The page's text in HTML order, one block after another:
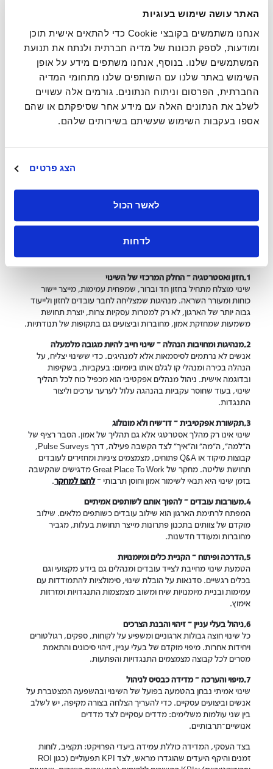
האתר עושה שימוש בעוגיות
אנחנו משתמשים בקובצי Cookie כדי להתאים אישית תוכן
ומודעות, לספק תכונות של מדיה חברתית ולנתח את תנועת
המשתמשים שלנו. בנוסף, אנחנו משתפים מידע על אופן
השימוש באתר שלנו עם השותפים שלנו מתחומי המדיה
החברתית, הפרסום וניתוח הנתונים. גורמים אלה עשויים
לשלב את הנתונים האלה עם מידע אחר שסיפקתם או שהם
אספו בעקבות השימוש שעשיתם בשירותים שלהם.
הצג פרטים
לאשר הכול
לדחות
שינוי באופן מיטבי, מנהלים יכולים להיעזר בשאלות מנחות שמספקות
מסגרת לחשיבה:
היקף השינוי– האם מדובר במהלך נקודתי במחלקה או בשינוי
רחב חוצה ארגון?
תרבות הארגון– האם התרבות קיימת היא היררכית ושמרנית או
גמישה ומשתפת?
רמת הדחיפות– האם מדובר בשינוי מתוכנן מראש או בתגובה
הארגון? האם ניתן לנהל תהליך ארוך ומעמיק או שיש להסתפק
השפעה על העובדים– האם השינוי משפיע בעיקר על שיטות
עבודה יומיומיות או על תפיסות ותהליכים אסטרטגיים רחבים יותר?
תהליך ניהול שינויים- צ'ק ליסט
פרקטי למנהלים
1.חזון ואסטרטגיה – החלק המרכזי של השינוי
שינוי מוצלח מתחיל בחזון חד וברור, שמפחית עמימות, מייצר יישור
כוחות ומעורר השראה. מנהיגות שמצליחה לחבר עובדים לחזון ולייעוד
גבוה יותר של הארגון, לא רק למטרות עסקיות צרות, יוצרת תחושת
משמעות שמחזקת אמון, מחוברות וביצועים גם בתקופות של תנודתיות.
2.מנהיגות ומחויבות הנהלה – שינוי חייב להיות מגובה מלמעלה
אנשים לא נרתמים לסיסמאות אלא למנהיגים. כדי ששינוי יצליח, על
הנהלה בכירה ומנהלי קו לגלם אותו ביומיום: בעקביות, בשקיפות
ובדוגמה אישית. ניהול מנהלים אפקטיבי הוא מכפיל כוח לכל תהליך
שינוי, בעוד שחוסר עקביות בהנהגה עלול לערער ערכים וליצור
התנגדות.
3.תקשורת אפקטיבית – דו־שיח ולא מונולוג
שינוי אינו רק מהלך אסטרטגי אלא גם תהליך של אמון. הסבר רציף של
ה"למה", ה"מה" וה"איך" לצד הקשבה פעילה, דרך Pulse Surveys,
קבוצות מיקוד או Q&A פתוחים, מצמצמים ציניות ומחזירים לעובדים
תחושת שליטה. מחקר של Great Place To Work מדגישים שהקשבה
בזמן שינוי היא תנאי לשימור אמון וחוסן תרבותי –לחצו למחקר.
4.מעורבות עובדים – להפוך אותם לשותפים אמיתיים
המפתח לרתימת הארגון הוא שילוב עובדים כשותפים מלאים. שילוב
מוקדם של צוותים בתכנון פתרונות מייצר תחושת בעלות, מגביר
מחוברות ומעודד חדשנות.
5.הדרכה ופיתוח – הקניית כלים ומיומנויות
הטמעת שינוי מחייבת לצייד עובדים ומנהלים גם בידע מקצועי וגם
בכלים רגשיים. סדנאות על הובלת שינוי, סימולציות להתמודדות עם
עמימות ובניית מיומנויות שיח ומשוב מצמצמות התנגדויות ומזרזות
אימוץ.
6.ניהול בעלי עניין – זיהוי והבנת הצרכים
כל שינוי חוצה גבולות ארגוניים ומשפיע על לקוחות, ספקים, רגולטורים
ויחידות אחרות. מיפוי מוקדם של בעלי עניין, זיהוי סיכונים והתאמת
מסרים לכל קבוצה מצמצמים התנגדויות והפתעות.
7.מיפוי והערכה – מדידה כבסיס לניהול
שינוי אמיתי נבחן בהטמעה בפועל של השינוי ובהשפעה המצטברת על
אנשים וביצועים עסקיים. כדי להעריך הצלחה בצורה מקיפה, יש לשלב
בין שני עולמות משלימים: מדדים עסקיים לצד מדדים
אנושיים־תרבותיים.
בצד העסקי, המדידה כוללת עמידה ביעדי הפרויקט: תקציב, לוחות
זמנים והיקף היעדים שהוגדרו מראש, לצד KPI תפעוליים (כגון ROI